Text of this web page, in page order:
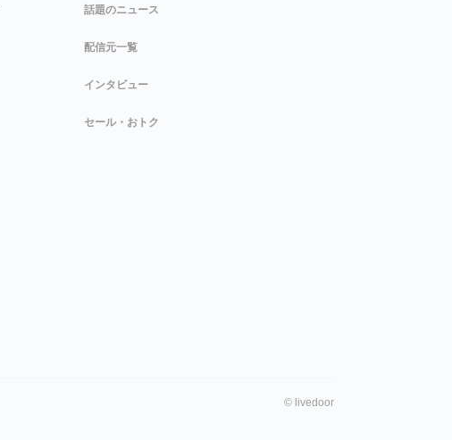
話題のニュース
配信元一覧
インタビュー
セール・おトク
© livedoor